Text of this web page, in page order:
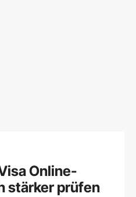
Online-
stärker prüfen